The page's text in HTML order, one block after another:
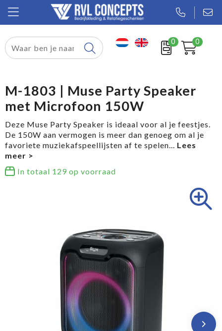
0 0
Relatiegeschenken
Tassen
Sport
Werkkleding
M-1803 | Muse Party Speaker
met Microfoon 150W
Deze Muse Party Speaker is ideaal voor al je feestjes.
De 150W aan vermogen is meer dan genoeg om al je
favoriete muziekafspeellijsten af te spelen...
In totaal 129 op voorraad